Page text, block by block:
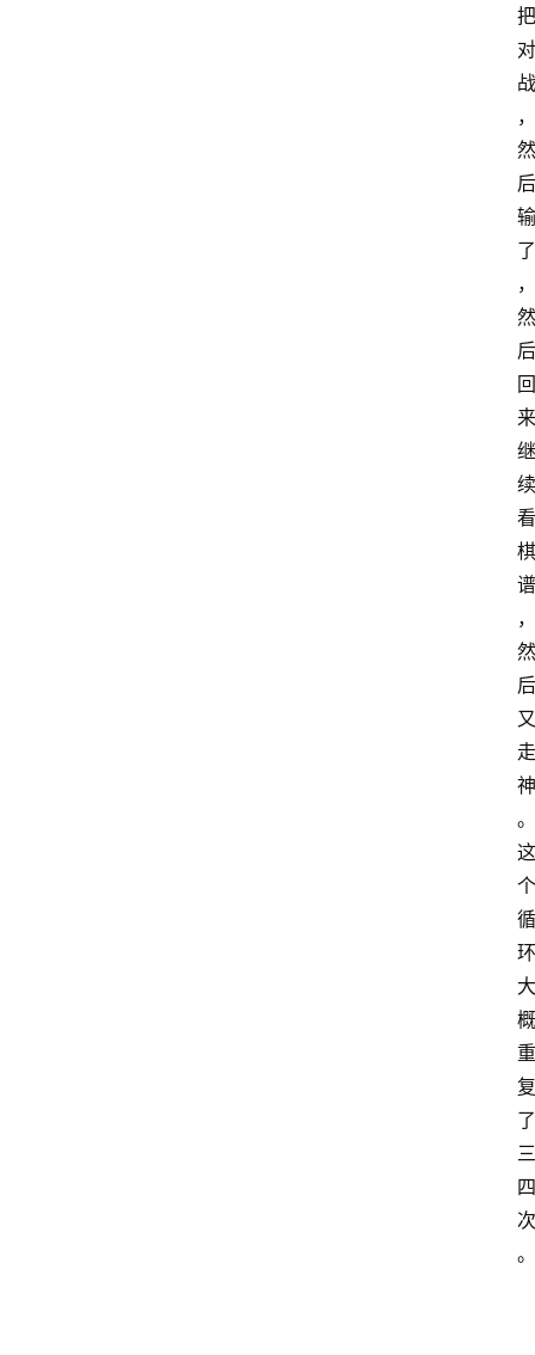
把
对
战
，
然
后
输
了
，
然
后
回
来
继
续
看
棋
谱
，
然
后
又
走
神
。
这
个
循
环
大
概
重
复
了
三
四
次
。